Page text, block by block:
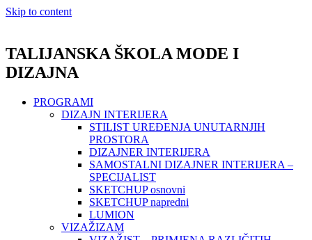
Skip to content
TALIJANSKA ŠKOLA MODE I
DIZAJNA
PROGRAMI
DIZAJN INTERIJERA
STILIST UREĐENJA UNUTARNJIH
PROSTORA
DIZAJNER INTERIJERA
SAMOSTALNI DIZAJNER INTERIJERA –
SPECIJALIST
SKETCHUP osnovni
SKETCHUP napredni
LUMION
VIZAŽIZAM